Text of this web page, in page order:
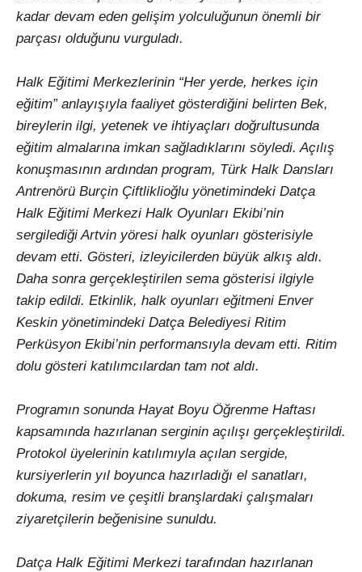
kadar devam eden gelişim yolculuğunun önemli bir
parçası olduğunu vurguladı.
Halk Eğitimi Merkezlerinin “Her yerde, herkes için
eğitim” anlayışıyla faaliyet gösterdiğini belirten Bek,
bireylerin ilgi, yetenek ve ihtiyaçları doğrultusunda
eğitim almalarına imkan sağladıklarını söyledi. Açılış
konuşmasının ardından program, Türk Halk Dansları
Antrenörü Burçin Çiftliklioğlu yönetimindeki Datça
Halk Eğitimi Merkezi Halk Oyunları Ekibi’nin
sergilediği Artvin yöresi halk oyunları gösterisiyle
devam etti. Gösteri, izleyicilerden büyük alkış aldı.
Daha sonra gerçekleştirilen sema gösterisi ilgiyle
takip edildi. Etkinlik, halk oyunları eğitmeni Enver
Keskin yönetimindeki Datça Belediyesi Ritim
Perküsyon Ekibi’nin performansıyla devam etti. Ritim
dolu gösteri katılımcılardan tam not aldı.
Programın sonunda Hayat Boyu Öğrenme Haftası
kapsamında hazırlanan serginin açılışı gerçekleştirildi.
Protokol üyelerinin katılımıyla açılan sergide,
kursiyerlerin yıl boyunca hazırladığı el sanatları,
dokuma, resim ve çeşitli branşlardaki çalışmaları
ziyaretçilerin beğenisine sunuldu.
Datça Halk Eğitimi Merkezi tarafından hazırlanan